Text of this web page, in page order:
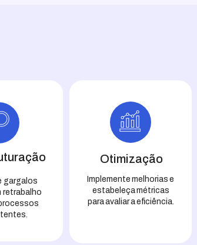
gargalos
retrabalho
Otimização
Implemente melhorias e
estabeleça métricas
para avaliar a eficiência.